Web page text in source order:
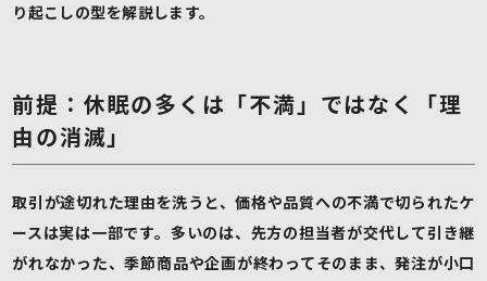
り起こしの型を解説します。
前提：休眠の多くは「不満」ではなく「理
由の消滅」
取引が途切れた理由を洗うと、価格や品質への不満で切られたケ
ースは実は一部です。多いのは、先方の担当者が交代して引き継
がれなかった、季節商品や企画が終わってそのまま、発注が小口